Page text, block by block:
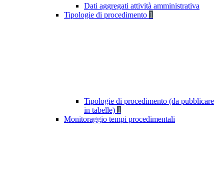
Dati aggregati attività amministrativa
Tipologie di procedimento 1
Tipologie di procedimento (da pubblicare
in tabelle) 1
Monitoraggio tempi procedimentali